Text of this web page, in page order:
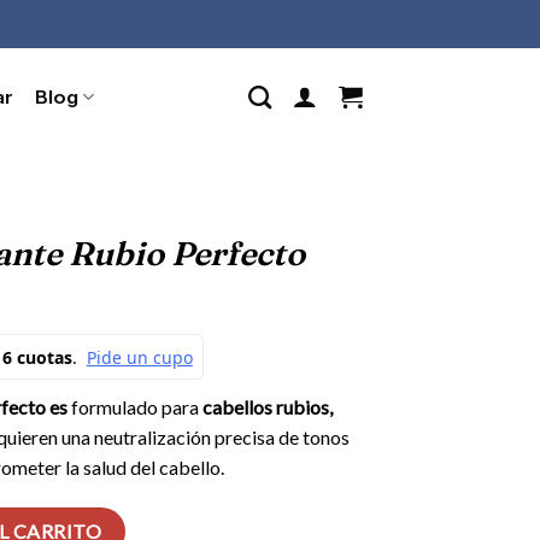
Blog
Rubio Perfecto
esformulado paracabellos rubios,
una neutralización precisa de tonos
la salud del cabello.
cantidad
CARRITO